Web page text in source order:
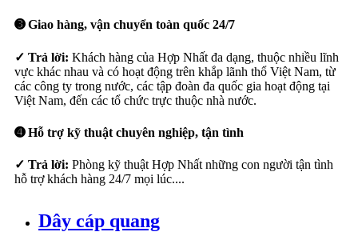
➌ Giao hàng, vận chuyển toàn quốc 24/7
✓ Trả lời: Khách hàng của Hợp Nhất đa dạng, thuộc nhiều lĩnh
vực khác nhau và có hoạt động trên khắp lãnh thổ Việt Nam, từ
các công ty trong nước, các tập đoàn đa quốc gia hoạt động tại
Việt Nam, đến các tổ chức trực thuộc nhà nước.
➍ Hỗ trợ kỹ thuật chuyên nghiệp, tận tình
✓ Trả lời: Phòng kỹ thuật Hợp Nhất những con người tận tình
hỗ trợ khách hàng 24/7 mọi lúc....
Dây cáp quang